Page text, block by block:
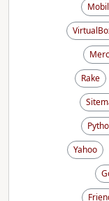
Rake
Yahoo